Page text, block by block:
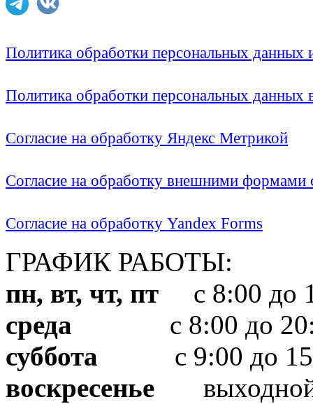
Политика обработки персональных
Политика обработки персональных
Согласие на обработку Яндекс Метрикой
Согласие на обработку внешними формами
Согласие на обработку Yandex Forms
ГРАФИК РАБОТЫ:
пн, вт, чт, пт с 8:00 до
среда с 8:00 до
суббота с 9:00 до
воскресенье